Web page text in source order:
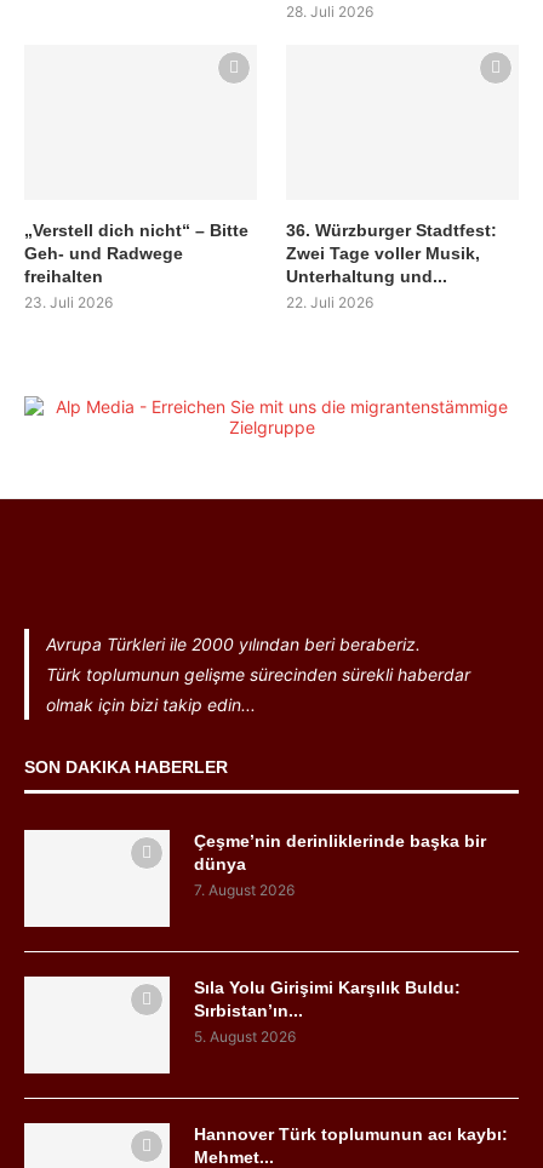
28. Juli 2026
„Verstell dich nicht“ – Bitte
Geh- und Radwege
freihalten
23. Juli 2026
36. Würzburger Stadtfest:
Zwei Tage voller Musik,
Unterhaltung und...
22. Juli 2026
Avrupa Türkleri ile 2000 yılından beri beraberiz.
Türk toplumunun gelişme sürecinden sürekli haberdar
olmak için bizi takip edin...
SON DAKIKA HABERLER
Çeşme’nin derinliklerinde başka bir
dünya
7. August 2026
Sıla Yolu Girişimi Karşılık Buldu:
Sırbistan’ın...
5. August 2026
Hannover Türk toplumunun acı kaybı:
Mehmet...